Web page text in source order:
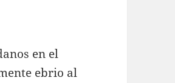
en el
ebrio al